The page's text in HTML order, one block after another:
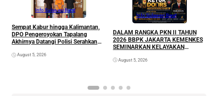
Info Sulawesi Barat
Sempat Kabur hingga Kalimantan,
DPO Pengeroyokan Tapalang
Akhirnya Datangi Polisi Serahkan
August 5, 2026
Info Sulawesi Barat
DALAM RANGKA PKN II TAHUN
2026 BBPK JAKARTA KEMENKES
SEMINARKAN KELAYAKAN
PERUBAHAN KETUK DOORS
August 5, 2026